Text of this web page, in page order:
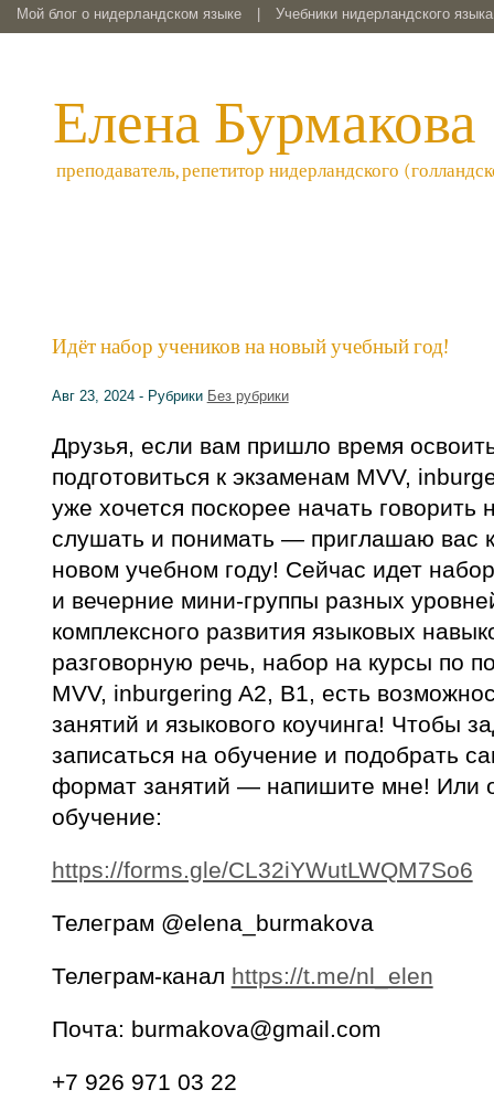
Мой блог о нидерландском языке Учебники нидерландского
Елена Бурмакова
преподаватель, репетитор нидерландского
Идёт набор учеников на новый учебный год!
Авг 23, 2024 - Рубрики Без рубрики
Друзья, если вам пришло время
подготовиться к экзаменам MVV,
уже хочется поскорее начать говорить
слушать и понимать — приглашаю вас
новом учебном году! Сейчас идет
и вечерние мини-группы разных
комплексного развития языковых
разговорную речь, набор на курсы по
MVV, inburgering A2, B1, есть
занятий и языкового коучинга! Чтобы
записаться на обучение и подобрать
формат занятий — напишите мне! Или
обучение:
https://forms.gle/CL32iYWutLWQM7So6
Телеграм @elena_burmakova
Телеграм-канал https://t.me/nl_elen
Почта: burmakova@gmail.com
+7 926 971 03 22